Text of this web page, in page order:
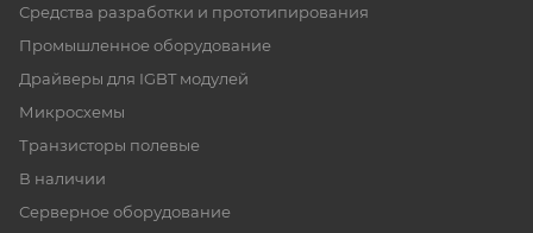
Средства разработки и прототипирования
Промышленное оборудование
Драйверы для IGBT модулей
Микросхемы
Транзисторы полевые
В наличии
Серверное оборудование